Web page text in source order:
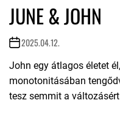
JUNE & JOHN
2025.04.12.
John egy átlagos életet
monotonitásában
tesz semmit a